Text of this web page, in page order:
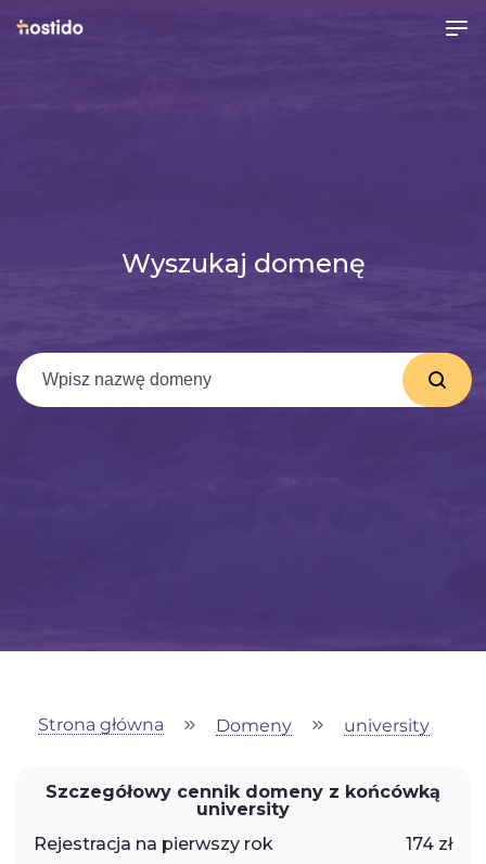
Wyszukaj domenę
Strona główna Domeny university
Szczegółowy cennik domeny z końcówką
university
Rejestracja na pierwszy rok
174 zł